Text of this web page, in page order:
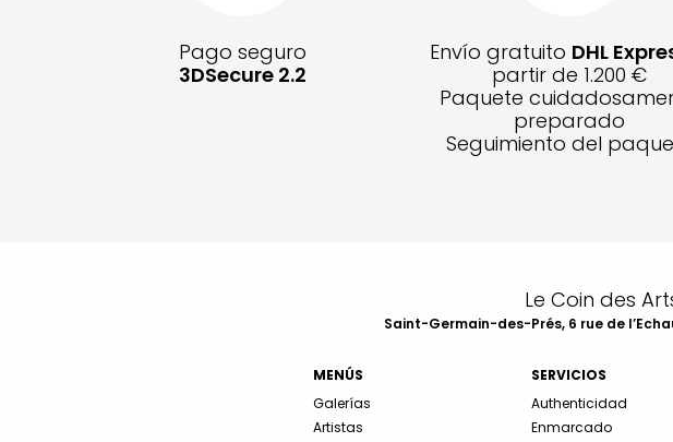
Pago seguro
3DSecure 2.2
Envío gratuito DHL
partir de 1.200 €
Paquete
preparado
Seguimiento del
Le Coin des
Saint-Germain-des-Prés, 6 rue de
MENÚS
Galerías
Artistas
SERVICIOS
Authenticidad
Enmarcado